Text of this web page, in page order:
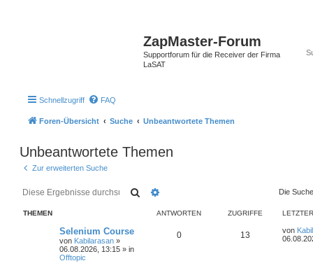
ZapMaster-Forum
Supportforum für die Receiver der Firma
LaSAT
Schnellzugriff FAQ
Foren-Übersicht Suche Unbeantwortete Themen
Unbeantwortete Themen
Zur erweiterten Suche
Suche Die
THEMEN ANTWORTEN ZUGRIFFE
Selenium Course
von Kabilarasan »
06.08.2026, 13:15 » in
Offtopic
0 13 von